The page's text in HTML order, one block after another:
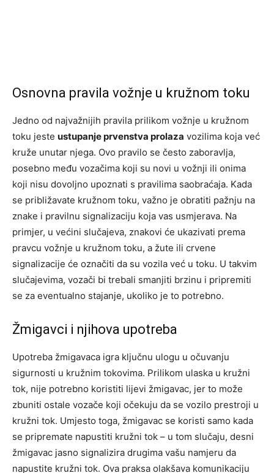
Osnovna pravila vožnje u kružnom toku
Jedno od najvažnijih pravila prilikom vožnje u kružnom
toku jeste ustupanje prvenstva prolaza vozilima koja već
kruže unutar njega. Ovo pravilo se često zaboravlja,
posebno među vozačima koji su novi u vožnji ili onima
koji nisu dovoljno upoznati s pravilima saobraćaja. Kada
se približavate kružnom toku, važno je obratiti pažnju na
znake i pravilnu signalizaciju koja vas usmjerava. Na
primjer, u većini slučajeva, znakovi će ukazivati prema
pravcu vožnje u kružnom toku, a žute ili crvene
signalizacije će označiti da su vozila već u toku. U takvim
slučajevima, vozači bi trebali smanjiti brzinu i pripremiti
se za eventualno stajanje, ukoliko je to potrebno.
Žmigavci i njihova upotreba
Upotreba žmigavaca igra ključnu ulogu u očuvanju
sigurnosti u kružnim tokovima. Prilikom ulaska u kružni
tok, nije potrebno koristiti lijevi žmigavac, jer to može
zbuniti ostale vozače koji očekuju da se vozilo prestroji u
kružni tok. Umjesto toga, žmigavac se koristi samo kada
se pripremate napustiti kružni tok – u tom slučaju, desni
žmigavac jasno signalizira drugima vašu namjeru da
napustite kružni tok. Ova praksa olakšava komunikaciju